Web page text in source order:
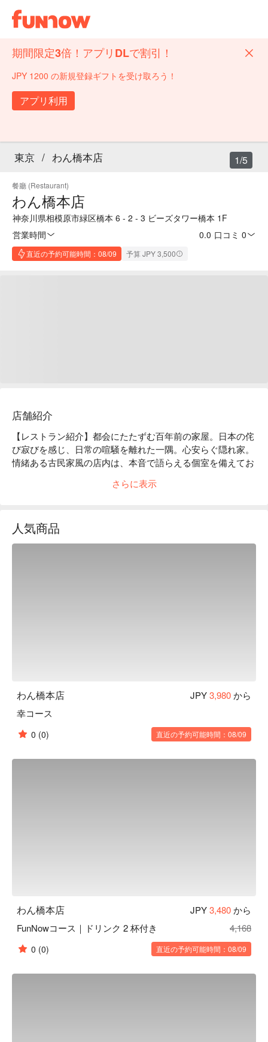
期間限定3倍！アプリDLで割引！
JPY 1200 の新規登録ギフトを受け取ろう！
アプリ利用
東京 / わん橋本店
餐廳 (Restaurant)
わん橋本店
神奈川県相模原市緑区橋本 6 - 2 - 3 ビーズタワー橋本 1F
営業時間
0.0 口コミ 0
直近の予約可能時間：08/09 予算 JPY 3,500
1/5
店舗紹介
【レストラン紹介】都会にたたずむ百年前の家屋。日本の侘
び寂びを感じ、日常の喧騒を離れた一隅。心安らぐ隠れ家。
情緒ある古民家風の店内は、本音で語らえる個室を備えてお
た雰囲気は、私たちのお客様へ対するおもてなしの心と、た
くさんの職人達の手によって作られます。「日常の中の美」
ダです。野菜を先に食べることでその後の糖質の吸収を穏や
かにし、急激な血糖値の上昇や糖の摂り過ぎを防ぐことがで
きます。おかわり自由で、ドレッシングも指定できます。
陶器のビール ：くいもの屋わんのビールは陶器で提供いた
さらに表示
人気商品
わん橋本店 JPY3,980から
幸コース
0 (0) 直近の予約可能時間：08/09
わん橋本店 JPY3,480から
FunNowコース｜ドリンク 2 杯付き
4,168
0 (0) 直近の予約可能時間：08/09